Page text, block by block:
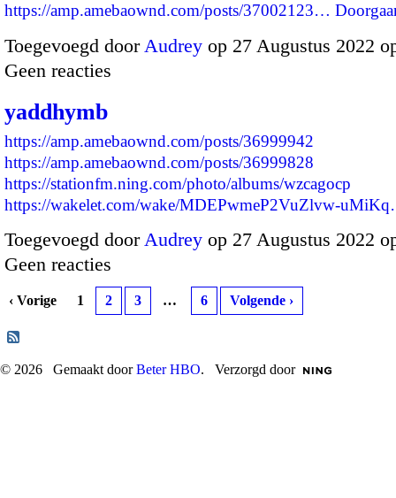
https://amp.amebaownd.com/posts/37002123…
Toegevoegd door Audrey op 27 Augustus 2022
Geen reacties
yaddhymb
https://amp.amebaownd.com/posts/36999942
https://amp.amebaownd.com/posts/36999828
https://stationfm.ning.com/photo/albums/wzcagocp
https://wakelet.com/wake/MDEPwmeP2VuZlvw-
Toegevoegd doorAudrey op 27 Augustus 2022
Geen reacties
‹ Vorige 1 2 3 … 6 Volgende ›
© 2026 Gemaakt doorBeter HBO. Verzorgd door